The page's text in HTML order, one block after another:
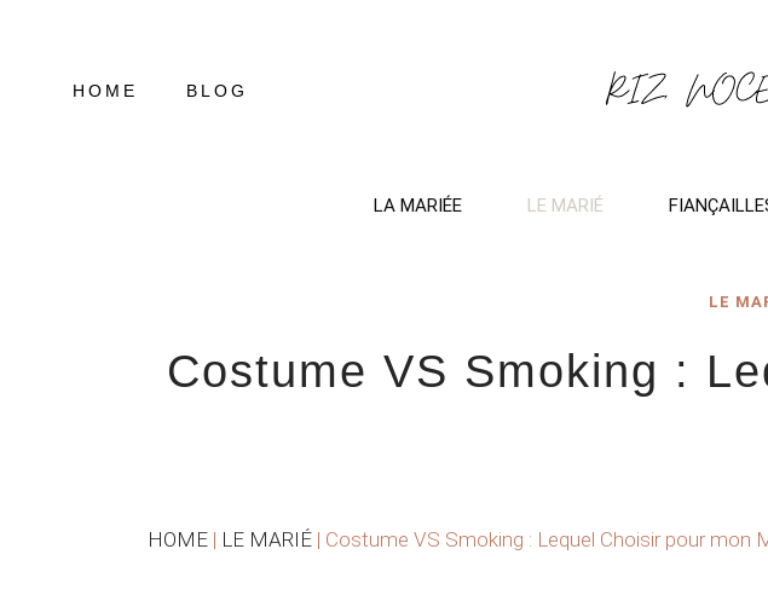
HOME BLOG
LA MARIÉE LE MARIÉ
LE
Costume VS Smoking :
HOME | LE MARIÉ | Costume VS Smoking : Lequel Choisir pour mon